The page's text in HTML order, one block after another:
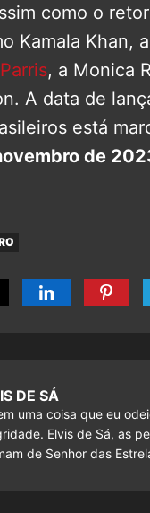
como o
Kamala Khan, a
, a Monica
A data de
está
de
DE SÁ
uma coisa que eu
Elvis de Sá, as
de Senhor das